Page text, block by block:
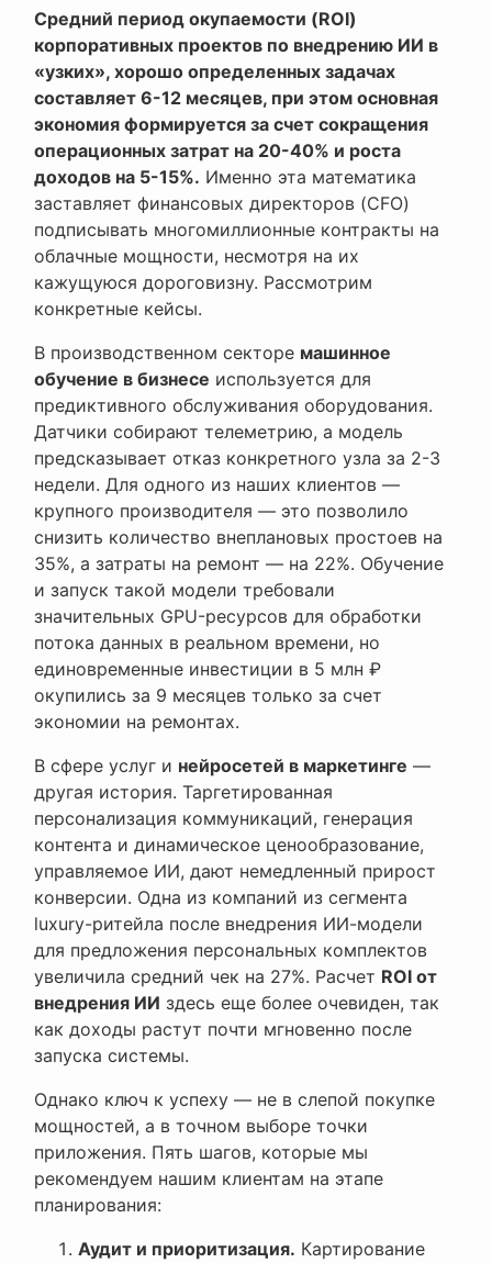
Средний период окупаемости (ROI)
корпоративных проектов по внедрению ИИ в
«узких», хорошо определенных задачах
составляет 6-12 месяцев, при этом основная
экономия формируется за счет сокращения
операционных затрат на 20-40% и роста
доходов на 5-15%. Именно эта математика
заставляет финансовых директоров (CFO)
подписывать многомиллионные контракты на
облачные мощности, несмотря на их
кажущуюся дороговизну. Рассмотрим
конкретные кейсы.
В производственном секторе машинное
обучение в бизнесе используется для
предиктивного обслуживания оборудования.
Датчики собирают телеметрию, а модель
предсказывает отказ конкретного узла за 2-3
недели. Для одного из наших клиентов —
крупного производителя — это позволило
снизить количество внеплановых простоев на
35%, а затраты на ремонт — на 22%. Обучение
и запуск такой модели требовали
значительных GPU-ресурсов для обработки
потока данных в реальном времени, но
единовременные инвестиции в 5 млн ₽
окупились за 9 месяцев только за счет
экономии на ремонтах.
В сфере услуг и нейросетей в маркетинге —
другая история. Таргетированная
персонализация коммуникаций, генерация
контента и динамическое ценообразование,
управляемое ИИ, дают немедленный прирост
конверсии. Одна из компаний из сегмента
luxury-ритейла после внедрения ИИ-модели
для предложения персональных комплектов
увеличила средний чек на 27%. Расчет ROI от
внедрения ИИ здесь еще более очевиден, так
как доходы растут почти мгновенно после
запуска системы.
Однако ключ к успеху — не в слепой покупке
мощностей, а в точном выборе точки
приложения. Пять шагов, которые мы
рекомендуем нашим клиентам на этапе
планирования:
Аудит и приоритизация. Картирование